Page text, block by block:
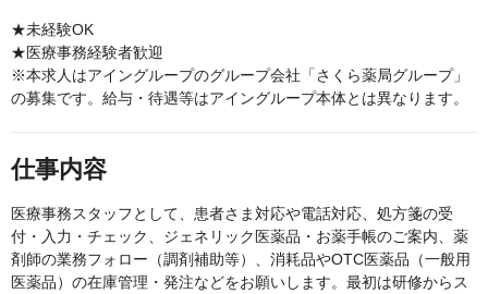
★未経験OK
★医療事務経験者歓迎
※本求人はアイングループのグループ会社「さくら薬局グループ」
の募集です。給与・待遇等はアイングループ本体とは異なります。
仕事内容
医療事務スタッフとして、患者さま対応や電話対応、処方箋の受
付・入力・チェック、ジェネリック医薬品・お薬手帳のご案内、薬
剤師の業務フォロー（調剤補助等）、消耗品やOTC医薬品（一般用
医薬品）の在庫管理・発注などをお願いします。最初は研修からス